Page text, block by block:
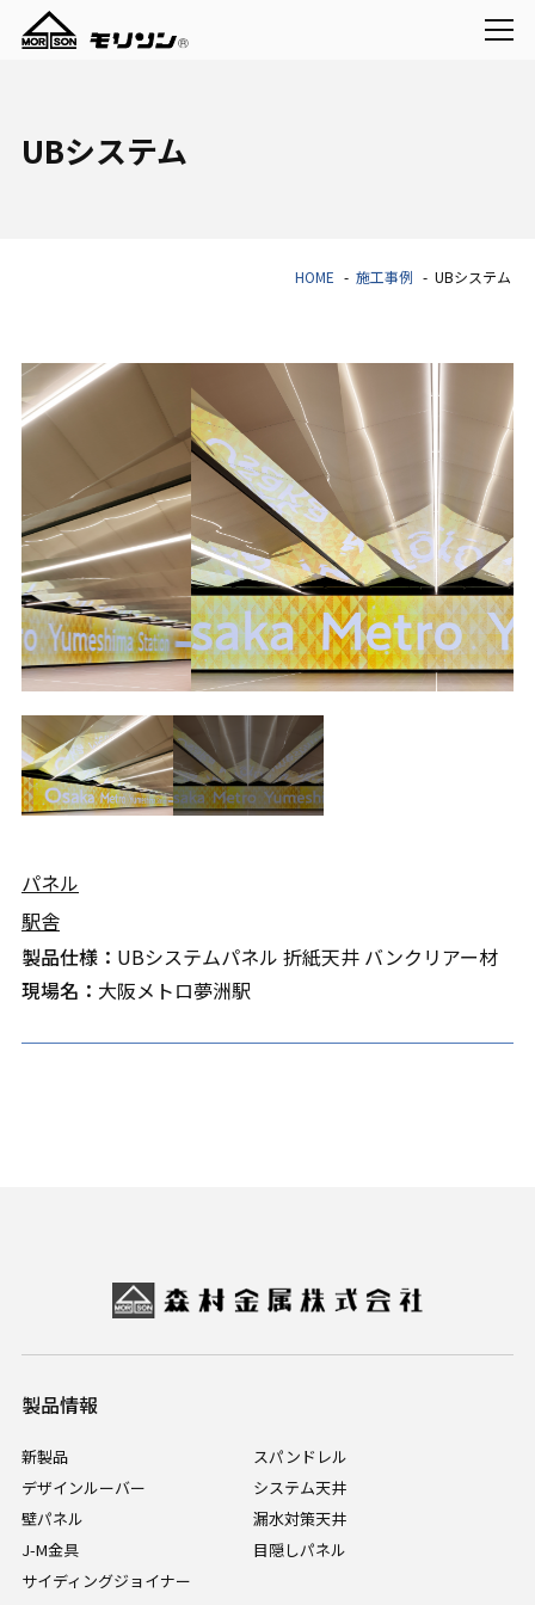
UBシステム
HOME 施工事例 UBシステム
パネル
駅舎
製品仕様： UBシステムパネル 折紙天井 バンクリアー材
現場名： 大阪メトロ夢洲駅
製品情報
新製品
スパンドレル
デザインルーバー
システム天井
壁パネル
漏水対策天井
J-M金具
目隠しパネル
サイディングジョイナー